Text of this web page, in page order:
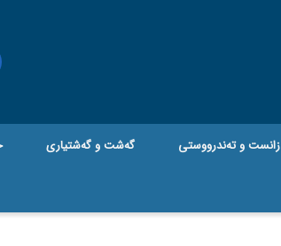
زانست و تەندرووستی گه‌شت و گه‌شتیاری